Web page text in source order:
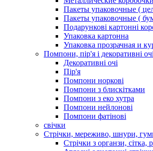
Пакеты упаковочные (
Пакеты упаковочные (
Подарункові картонні
Упаковка картонна
Упаковка прозрачная и
Помпони, пір'я і декоративні очі
Декоративні очі
Пір'я
Помпони норкові
Помпони з блискітками
Помпони з еко хутра
Помпони нейлонові
Помпони фатінові
свічки
Стрічки, мереживо, шнури,
Стрічки з органзи, сітка,